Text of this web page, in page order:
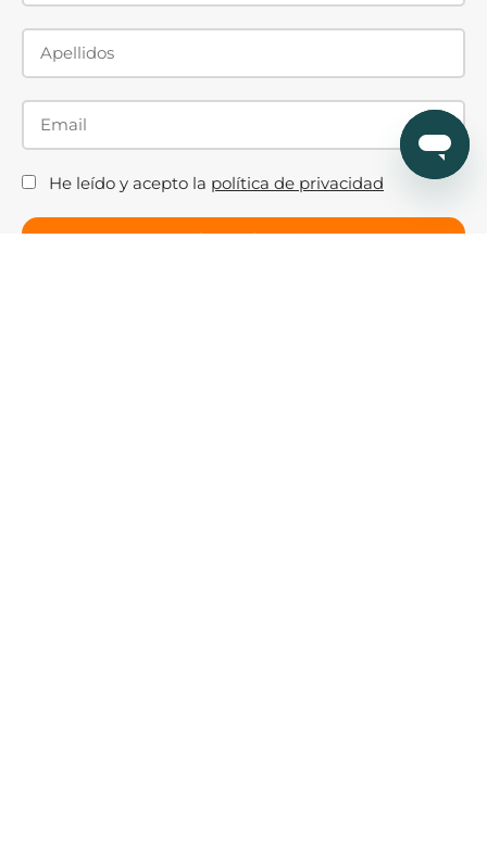
He leído y acepto la política de privacidad